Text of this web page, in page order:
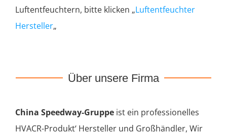
Luftentfeuchtern, bitte klicken „Luftentfeuchter
Hersteller„
Über unsere Firma
China Speedway-Gruppe ist ein professionelles
HVACR-Produkt‘ Hersteller und Großhändler, Wir